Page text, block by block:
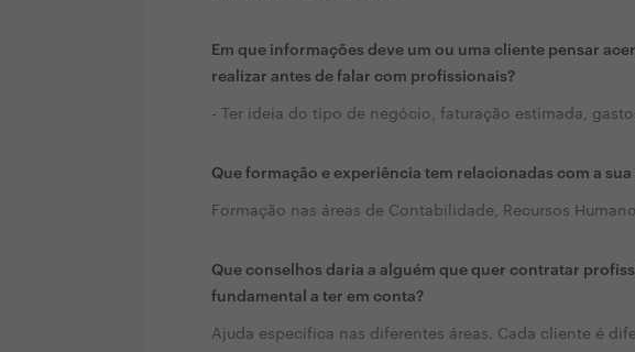
Em que informações deve um ou uma cliente pensar
realizar antes de falar com profissionais?
- Ter ideia do tipo de negócio, faturação estimada,
Que formação e experiência tem relacionadas com a
Formação nas áreas de Contabilidade, Recursos
Que conselhos daria a alguém que quer contratar
fundamental a ter em conta?
Ajuda específica nas diferentes áreas. Cada cliente é